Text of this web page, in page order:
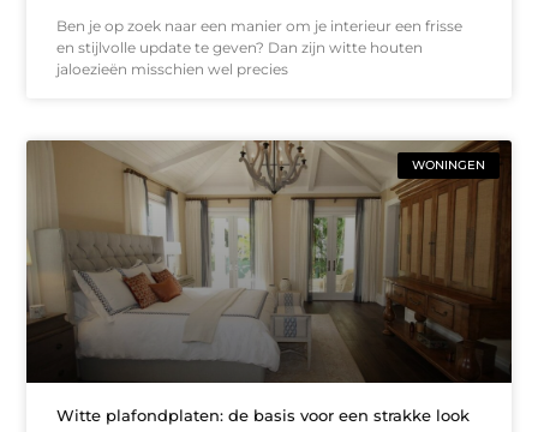
Ben je op zoek naar een manier om je interieur een frisse
en stijlvolle update te geven? Dan zijn witte houten
jaloezieën misschien wel precies
WONINGEN
Witte plafondplaten: de basis voor een strakke look